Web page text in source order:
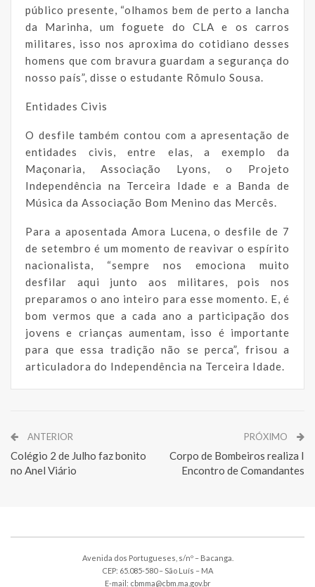
público presente, “olhamos bem de perto a lancha
da Marinha, um foguete do CLA e os carros
militares, isso nos aproxima do cotidiano desses
homens que com bravura guardam a segurança do
nosso país”, disse o estudante Rômulo Sousa.
Entidades Civis
O desfile também contou com a apresentação de
entidades civis, entre elas, a exemplo da
Maçonaria, Associação Lyons, o Projeto
Independência na Terceira Idade e a Banda de
Música da Associação Bom Menino das Mercês.
Para a aposentada Amora Lucena, o desfile de 7
de setembro é um momento de reavivar o espírito
nacionalista, “sempre nos emociona muito
desfilar aqui junto aos militares, pois nos
preparamos o ano inteiro para esse momento. E, é
bom vermos que a cada ano a participação dos
jovens e crianças aumentam, isso é importante
para que essa tradição não se perca”, frisou a
articuladora do Independência na Terceira Idade.
ANTERIOR
Colégio 2 de Julho faz bonito
no Anel Viário
PRÓXIMO
Corpo de Bombeiros realiza I
Encontro de Comandantes
Avenida dos Portugueses, s/nº – Bacanga.
CEP: 65.085-580 – São Luís – MA
E-mail: cbmma@cbm.ma.gov.br